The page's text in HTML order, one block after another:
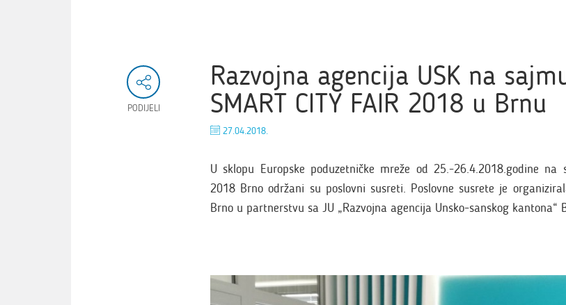
Razvojna agencija USK na
SMART CITY FAIR 2018 u Brnu
27.04.2018.
U sklopu Europske poduzetničke mreže od 25.-26.4.2018.godine na
2018 Brno održani su poslovni susreti. Poslovne susrete je
Brno u partnerstvu sa JU „Razvojna agencija Unsko-sanskog kantona“
PODIJELI